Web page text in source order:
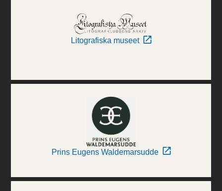
Litografiska museet
Prins Eugens Waldemarsudde